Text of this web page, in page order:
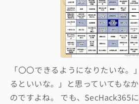
「〇〇できるようになりたいな。
るといいな。」と思っていてもな
のですよね。 でも、SecHack365